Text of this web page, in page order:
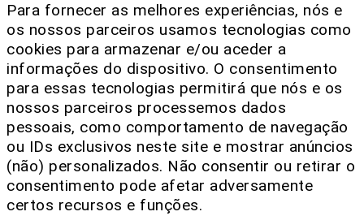
Para fornecer as melhores experiências, nós e
os nossos parceiros usamos tecnologias como
cookies para armazenar e/ou aceder a
informações do dispositivo. O consentimento
para essas tecnologias permitirá que nós e os
nossos parceiros processemos dados
pessoais, como comportamento de navegação
ou IDs exclusivos neste site e mostrar anúncios
(não) personalizados. Não consentir ou retirar o
consentimento pode afetar adversamente
certos recursos e funções.